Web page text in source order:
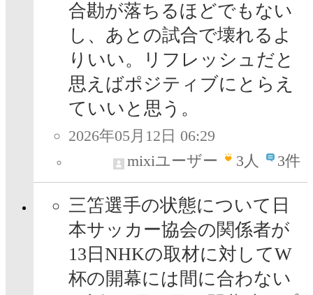
合勘が落ちるほどでもない
し、あとの試合で壊れるよ
りいい。リフレッシュだと
思えばポジティブにとらえ
ていいと思う。
2026年05月12日 06:29
mixiユーザー
3人 3件
三笘選手の状態について日
本サッカー協会の関係者が
13日NHKの取材に対してW
杯の開幕には間に合わない